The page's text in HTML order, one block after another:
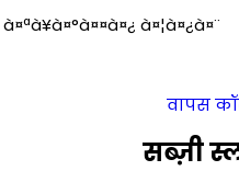
à¤¦à¤¿à¤¨
वापस
सब्ज़ी